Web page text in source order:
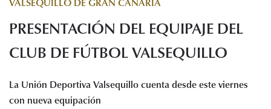
Servicios
Noticias
Enlaces de interés
PRESENTACIÓN DEL EQUIPAJE DEL
CLUB DE FÚTBOL VALSEQUILLO
La Unión Deportiva Valsequillo cuenta desde este viernes
con nueva equipación